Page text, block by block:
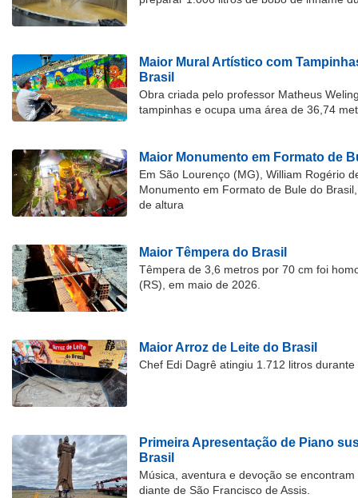
Maior Mural Artístico com
Brasil
Obra criada pelo professor Matheus
tampinhas e ocupa uma área de 36,74
Maior Monumento em Formato de
Em São Lourenço (MG), William Rogério
Monumento em Formato de Bule do
de altura
Maior Têmpera do Brasil
Têmpera de 3,6 metros por 70 cm foi
(RS), em maio de 2026.
Maior Arroz de Leite do Brasil
Chef Edi Dagrê atingiu 1.712 litros
Primeira Apresentação de Piano
Brasil
Música, aventura e devoção se
diante de São Francisco de Assis.